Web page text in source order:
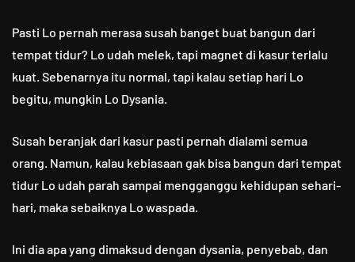
Pasti Lo pernah merasa susah banget buat bangun dari
tempat tidur? Lo udah melek, tapi magnet di kasur terlalu
kuat. Sebenarnya itu normal, tapi kalau setiap hari Lo
begitu, mungkin Lo Dysania.
Susah beranjak dari kasur pasti pernah dialami semua
orang. Namun, kalau kebiasaan gak bisa bangun dari tempat
tidur Lo udah parah sampai mengganggu kehidupan sehari-
hari, maka sebaiknya Lo waspada.
Ini dia apa yang dimaksud dengan dysania, penyebab, dan